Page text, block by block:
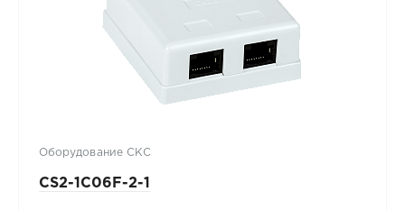
Оборудование СКС
CS2-1C06F-2-1